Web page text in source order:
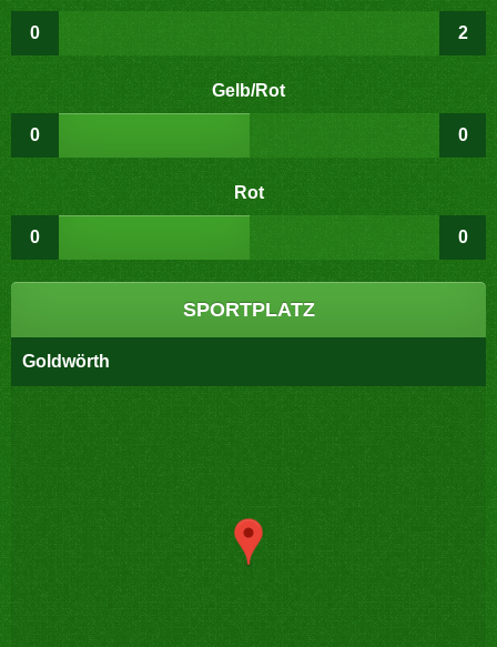
0 2
Gelb/Rot
0 0
Rot
0 0
SPORTPLATZ
Goldwörth